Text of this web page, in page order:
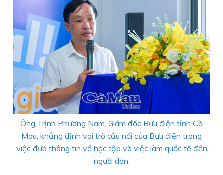
Ông Trịnh Phương Nam, Giám đốc Bưu điện tỉnh Cà
Mau, khẳng định vai trò cầu nối của Bưu điện trong
việc đưa thông tin về học tập và việc làm quốc tế đến
người dân.